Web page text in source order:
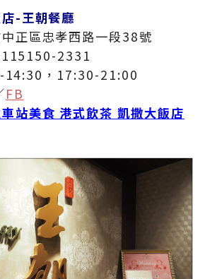
-王朝餐廳
正區忠孝西路一段38號
2331
14:30，17:30-21:00
FB
站美食 港式飲茶 凱撒大飯店